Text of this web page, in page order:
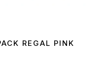
REGAL PINK